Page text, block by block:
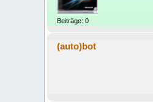
Beiträge: 0
(auto)bot